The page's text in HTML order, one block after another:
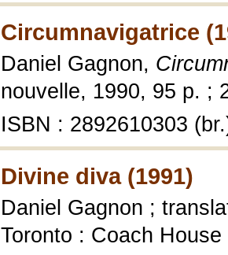
Circumnavigatrice
Daniel Gagnon,
nouvelle, 1990, 95 p. ;
ISBN : 2892610303
Divine diva (1991)
Daniel Gagnon ;
Toronto : Coach